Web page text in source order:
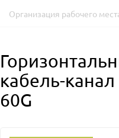
Организация рабочего
кабель-
60G